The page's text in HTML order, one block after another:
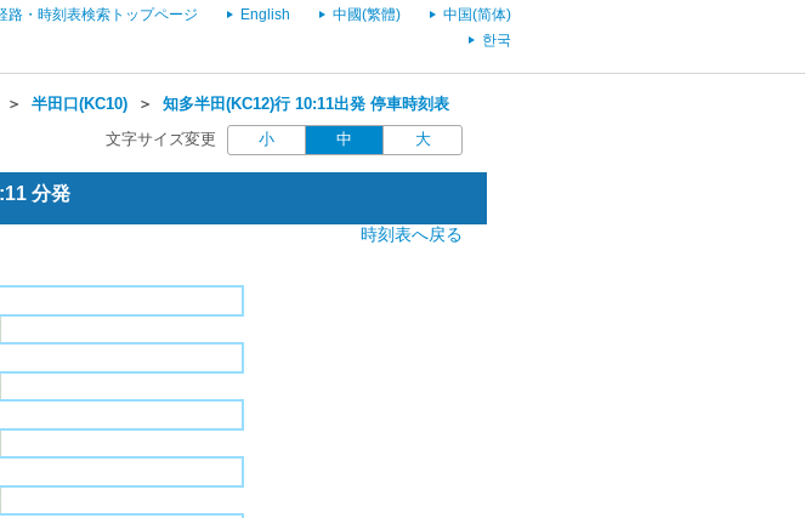
路・時刻表検索トップページ English 中國(繁體)
中国(简体)
한국
＞ 半田口(KC10) ＞ 知多半田(KC12)行 10:11出発 停車時刻表
文字サイズ変更 小 中 大
分発
時刻表へ戻る